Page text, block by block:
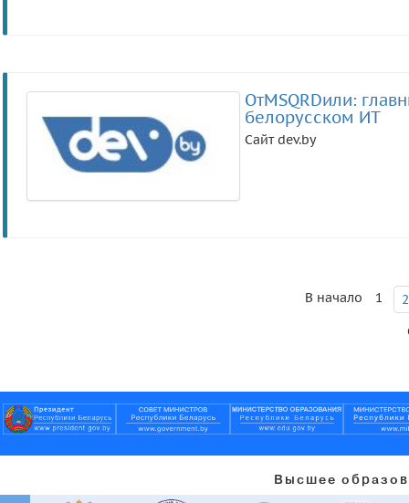
ОтMSQRDили:
белорусском ИТ
Сайт dev.by
В начало 1
2
Высшее